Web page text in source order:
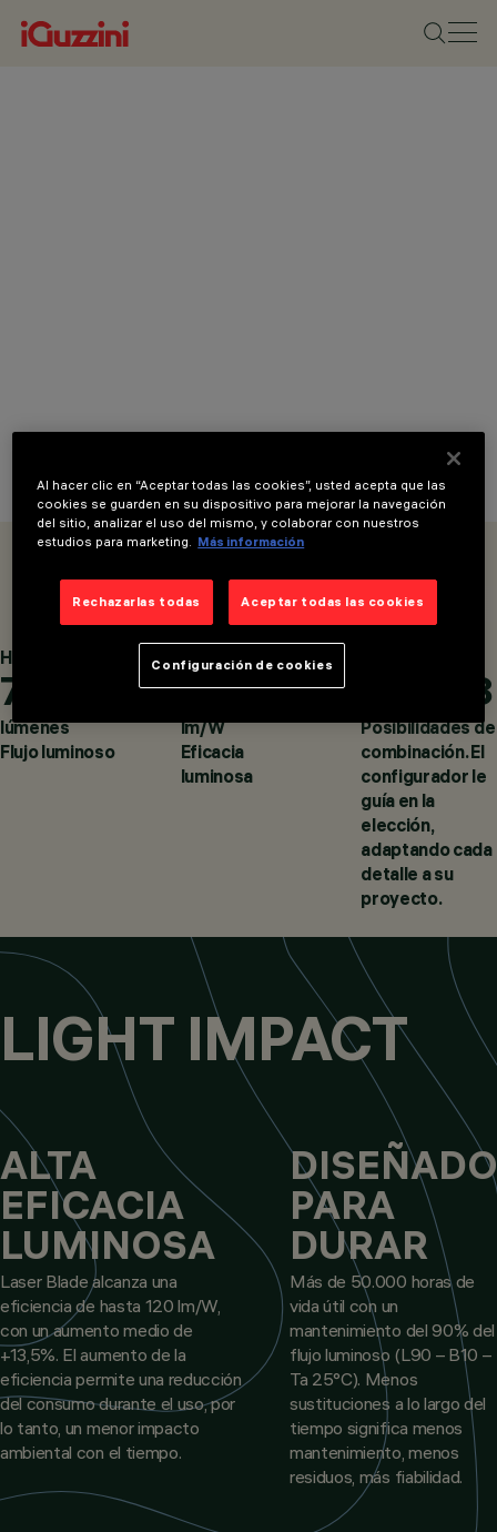
DESIGN
Hasta
7.400
lúmenes
Flujo luminoso
Hasta
120
lm/W
Eficacia
luminosa
16.898
Posibilidades de
combinación. El
configurador le
guía en la
elección,
adaptando cada
detalle a su
proyecto.
LIGHT IMPACT
ALTA
EFICACIA
LUMINOSA
Laser Blade alcanza una
eficiencia de hasta 120 lm/W,
con un aumento medio de
+13,5%. El aumento de la
eficiencia permite una reducción
del consumo durante el uso, por
lo tanto, un menor impacto
ambiental con el tiempo.
DISEÑADO
PARA
DURAR
Más de 50.000 horas de
vida útil con un
mantenimiento del 90% del
flujo luminoso (L90 – B10 –
Ta 25°C). Menos
sustituciones a lo largo del
tiempo significa menos
mantenimiento, menos
residuos, más fiabilidad.
Al hacer clic en “Aceptar todas las cookies”, usted acepta que las
cookies se guarden en su dispositivo para mejorar la navegación
del sitio, analizar el uso del mismo, y colaborar con nuestros
estudios para marketing. Más información
Rechazarlas todas Aceptar todas las cookies
Configuración de cookies